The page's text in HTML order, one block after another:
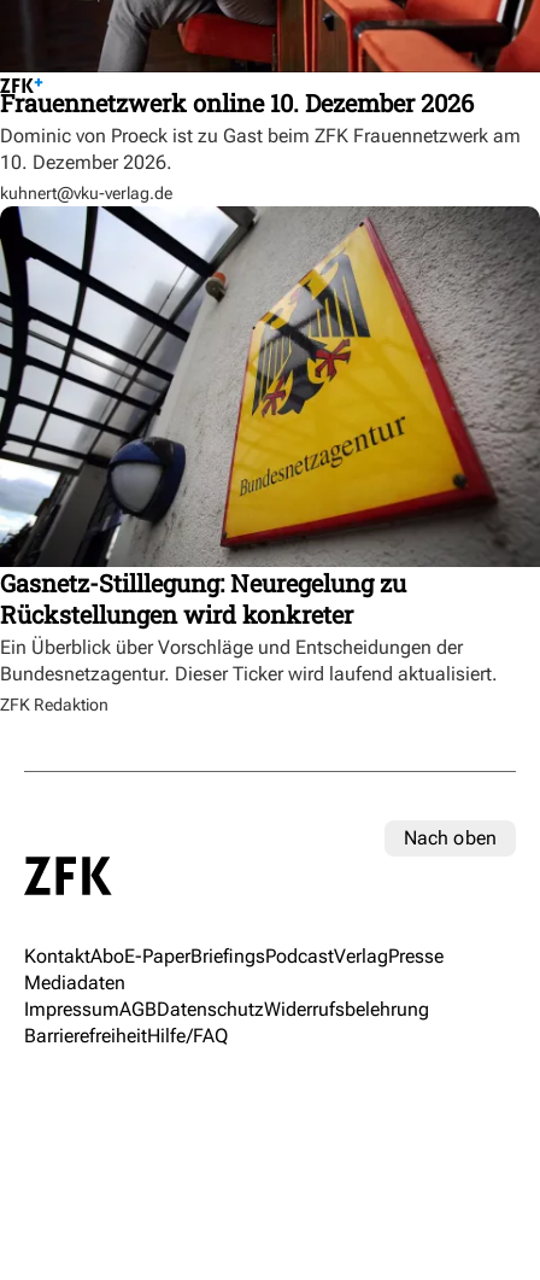
Frauennetzwerk online 10. Dezember 2026
Dominic von Proeck ist zu Gast beim ZFK Frauennetzwerk am
10. Dezember 2026.
kuhnert@vku-verlag.de
Gasnetz-Stilllegung: Neuregelung zu
Rückstellungen wird konkreter
Ein Überblick über Vorschläge und Entscheidungen der
Bundesnetzagentur. Dieser Ticker wird laufend aktualisiert.
ZFK Redaktion
Nach oben
KontaktAboE-PaperBriefingsPodcastVerlagPresse
Mediadaten
ImpressumAGBDatenschutzWiderrufsbelehrung
BarrierefreiheitHilfe/FAQ